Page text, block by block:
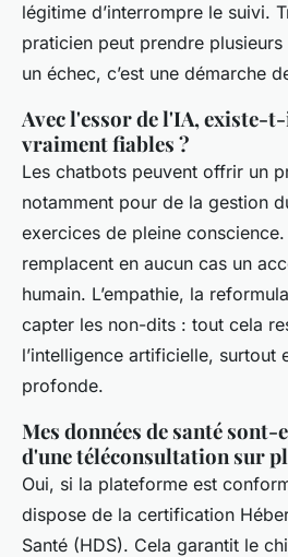
légitime d’interrompre le suivi.
praticien peut prendre plusieurs
un échec, c’est une démarche
Avec l'essor de l'IA, existe-
vraiment fiables ?
Les chatbots peuvent offrir un
notamment pour de la gestion
exercices de pleine
remplacent en aucun cas un
humain. L’empathie, la
capter les non-dits : tout cela
l’intelligence artificielle, surtout
profonde.
Mes données de santé
d'une téléconsultation sur
Oui, si la plateforme est
dispose de la certification
Santé (HDS). Cela garantit le